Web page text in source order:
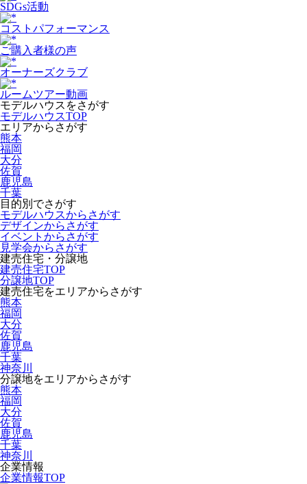
SDGs活動
コストパフォーマンス
ご購入者様の声
オーナーズクラブ
ルームツアー動画
モデルハウスをさがす
モデルハウスTOP
エリアからさがす
熊本
福岡
大分
佐賀
鹿児島
千葉
目的別でさがす
モデルハウスからさがす
デザインからさがす
イベントからさがす
見学会からさがす
建売住宅・分譲地
建売住宅TOP
分譲地TOP
建売住宅をエリアからさがす
熊本
福岡
大分
佐賀
鹿児島
千葉
神奈川
分譲地をエリアからさがす
熊本
福岡
大分
佐賀
鹿児島
千葉
神奈川
企業情報
企業情報TOP